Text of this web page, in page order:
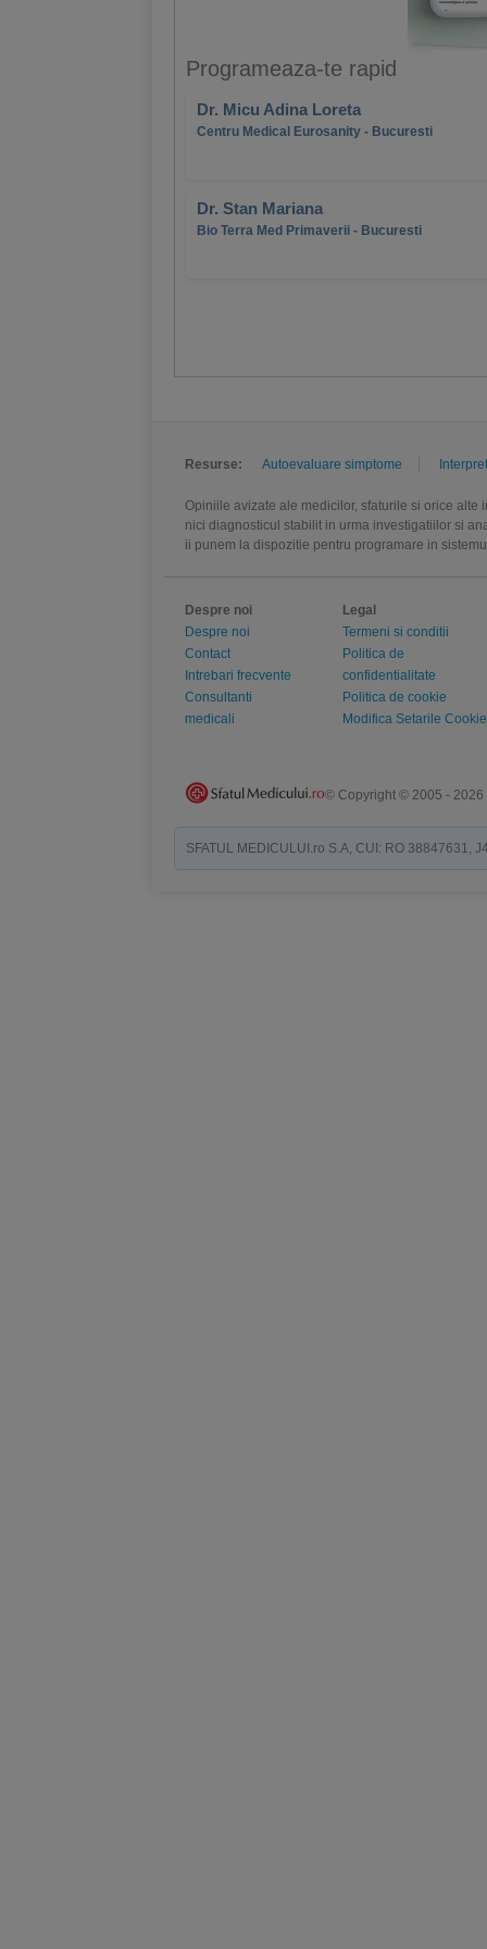
Programeaza-te rapid
Dr. Micu Adina Loreta
Centru Medical Eurosanity - Bucuresti
Dr. Stan Mariana
Bio Terra Med Primaverii - Bucuresti
Resurse: Autoevaluare simptome
Opiniile avizate ale medicilor, sfaturile si orice
nici diagnosticul stabilit in urma investigatiilor si
ii punem la dispozitie pentru programare in
Despre noi
Despre noi
Contact
Intrebari frecvente
Consultanti
medicali
Legal
Termeni si conditii
Politica de
confidentialitate
Politica de cookie
Modifica Setarile Cookie
© Copyright © 2005 - 2026
SFATUL MEDICULUI.ro S.A, CUI: RO 38847631,